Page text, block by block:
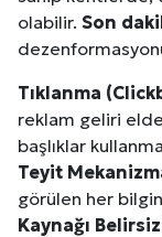
olabilir. Son
Tıklanma
reklam geliri
başlıklar
Teyit
görülen her
Kaynağı